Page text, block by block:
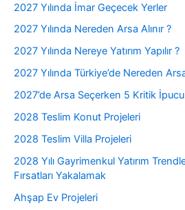
2027 Yılında İmar Geçecek Yerler
2027 Yılında Nereden Arsa Alınır ?
2027 Yılında Nereye Yatırım Yapılır ?
2027 Yılında Türkiye’de Nereden
2027’de Arsa Seçerken 5 Kritik İpucu
2028 Teslim Konut Projeleri
2028 Teslim Villa Projeleri
2028 Yılı Gayrimenkul Yatırım
Fırsatları Yakalamak
Ahşap Ev Projeleri